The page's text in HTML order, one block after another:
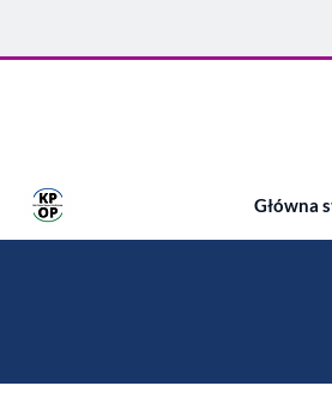
Koło Państw Główna